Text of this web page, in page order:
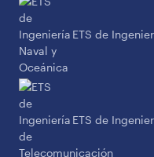
ETS de
ETS de